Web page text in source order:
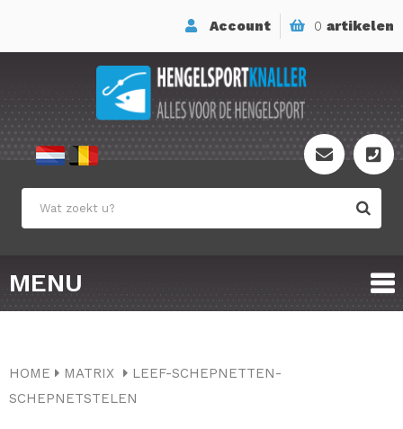
0 artikelen
Account
MENU
HOME MATRIX
LEEF-SCHEPNETTEN-
SCHEPNETSTELEN